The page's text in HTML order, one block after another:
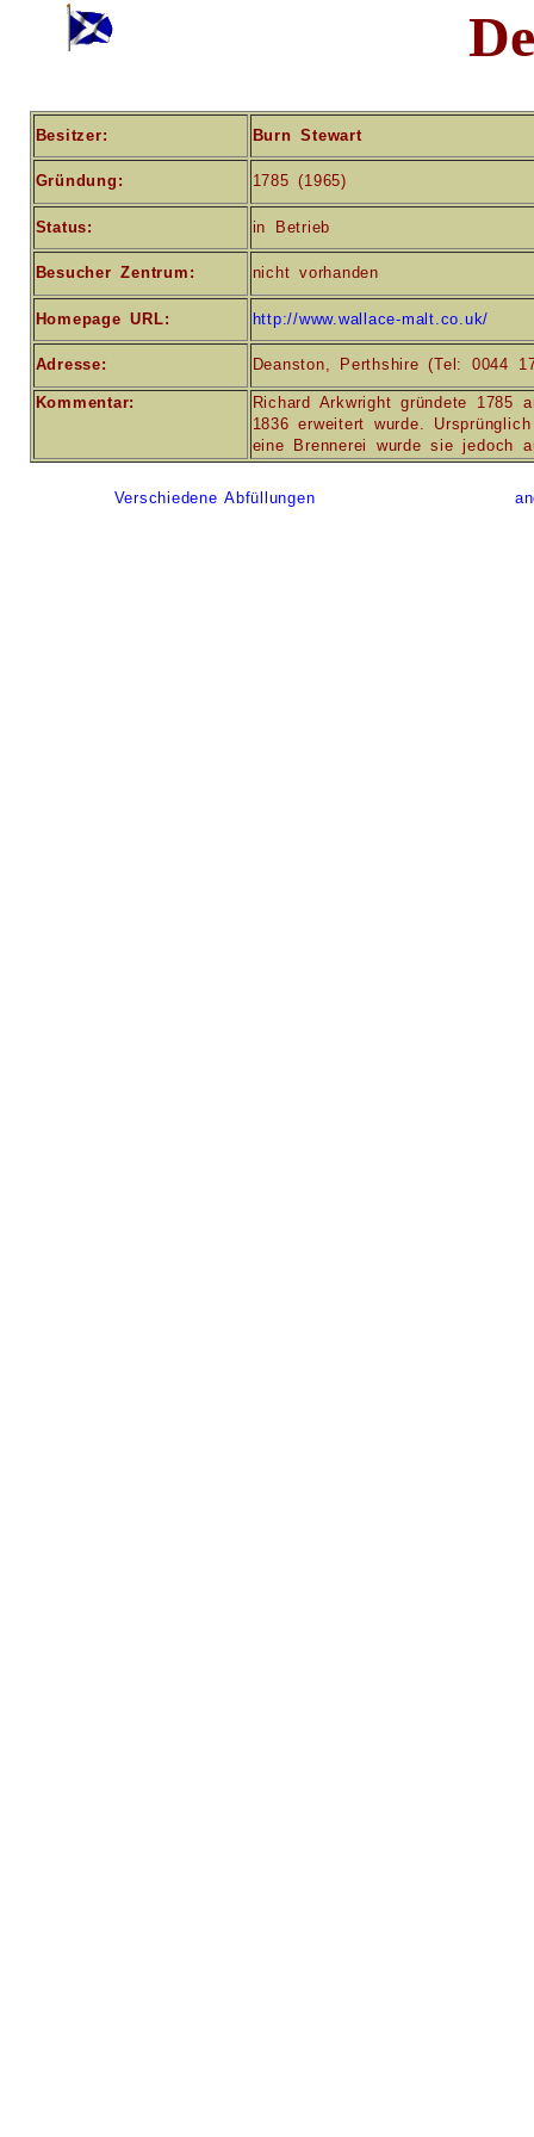
Besitzer: Burn Stewart
Gründung: 1785 (1965)
Status: in Betrieb
Besucher Zentrum: nicht vorhanden
Homepage URL: http://www.wallace-malt.co.uk/
Adresse: Deanston, Perthshire (Tel: 0044
Kommentar:
Richard Arkwright gründete 1785
1836 erweitert wurde.
eine Brennerei wurde sie jedoch
Verschiedene Abfüllungen